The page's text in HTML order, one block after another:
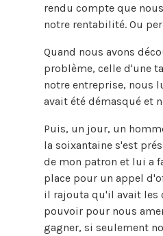
rendu compte que
notre rentabilité. Ou
Quand nous avons
problème, celle d'une
notre entreprise, nous
avait été démasqué et
Puis, un jour, un
la soixantaine s'est
de mon patron et lui a
place pour un appel
il rajouta qu'il avait les
pouvoir pour nous
gagner, si seulement